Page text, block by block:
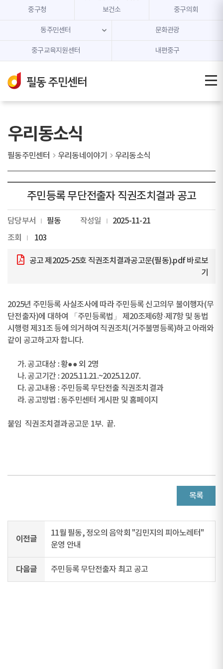
본문 내용 바로가기
주메뉴 바로가기
중구청 보건소 중구의회
동주민센터 문화관광
중구교육지원센터 내편중구
우리동소식
필동주민센터 우리동네이야기 우리동소식
주민등록 무단전출자 직권조치결과 공고
담당부서 필동 작성일
2025-11-21
조회
103
공고 제2025-25호 직권조치결과공고문(필동).pdf 바로보
기
2025년 주민등록 사실조사에 따라 주민등록 신고의무 불이행자(무
단전출자)에 대하여 「주민등록법」 제20조제6항·제7항 및 동법
시행령 제31조 등에 의거하여 직권조치(거주불명등록)하고 아래와
같이 공고하고자 합니다.
가. 공고대상 : 황●● 외 2명
나. 공고기간 : 2025.11.21.~2025.12.07.
다. 공고내용 : 주민등록 무단전출 직권조치결과
라. 공고방법 : 동주민센터 게시판 및 홈페이지
붙임 직권조치결과공고문 1부. 끝.
목록
이전글
11월 필동, 정오의 음악회 "김민지의 피아노레터"
운영 안내
다음글 주민등록 무단전출자 최고 공고